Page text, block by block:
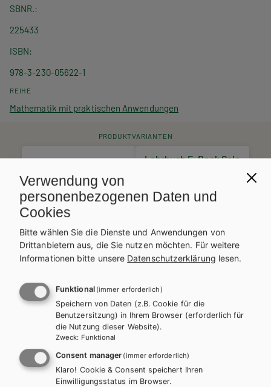
SBNR.
225433
ISBN
978-3-230-05622-1
REIHE
Mathematik mit praktischen Anwendungen
PRODUKTVARIANTEN
28,93 €
Lehrbuch E-Book Solo
Lehrbuch mit E-BOOK+
35,53 €
Schulbuchaktion*
11,90 €
Preise inkl. MwSt., zzgl. Versandkosten | E-Book-Codes sind nur bei Bestellung
erhältlich.
AUTOR/INNEN
Mag. Christina Camilo, Ing. Wolfgang Drs, MMag. Susanne
Pollack-Drs, Mag. Ursula Puhm, Mag. Eva-Maria Sidlo, Mag.
Cornelia Steinmair
BESCHREIBUNG
Dieses Werk ist über die Schulbuchaktion inklusive E-BOOK+
Verwendung von
personenbezogenen Daten und
Cookies
Bitte wählen Sie die Dienste und Anwendungen von
Drittanbietern aus, die Sie nutzen möchten. Für weitere
Informationen bitte unsere Datenschutzerklärung lesen.
Funktional (immer erforderlich)
Speichern von Daten (z.B. Cookie für die
Benutzersitzung) in Ihrem Browser (erforderlich für
die Nutzung dieser Website).
Zweck: Funktional
Consent manager (immer erforderlich)
Klaro! Cookie & Consent speichert Ihren
Einwilligungsstatus im Browser.